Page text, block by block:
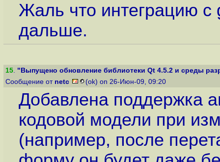
Жаль что интеграцию
дальше.
15. "Выпущено обновление библиотеки Qt 4.5.2 и среды
Сообщение от netc (ok) on 26-Июн-09, 09:20
Добавлена поддержка
кодовой модели при
(например, после